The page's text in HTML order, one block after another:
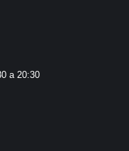
a 20:30